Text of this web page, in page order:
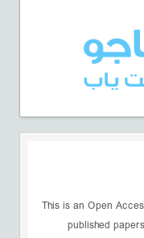
This is an Open
published